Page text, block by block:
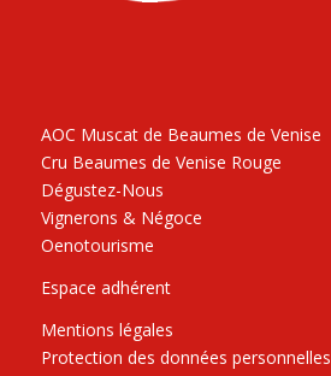
AOC Muscat de Beaumes de Venise
Cru Beaumes de Venise Rouge
Dégustez-Nous
Vignerons & Négoce
Oenotourisme
Espace adhérent
Mentions légales
Protection des données personnelles